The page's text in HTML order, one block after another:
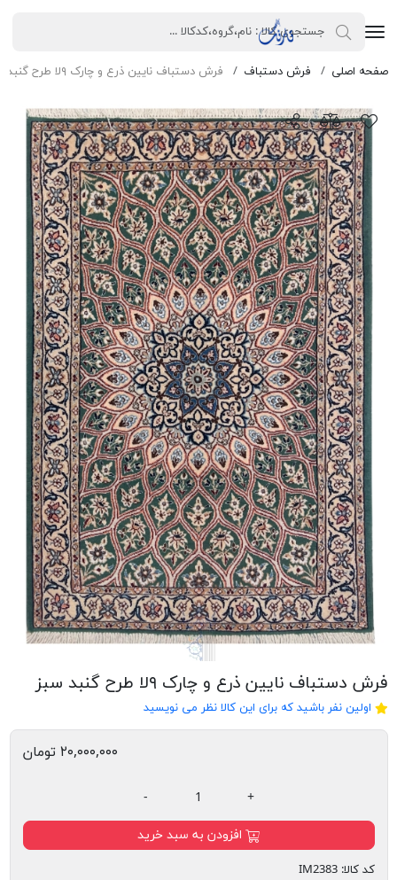
صفحه اصلی فرش دستباف فرش دستباف نایین ذرع و چارک ۹لا طرح گنبد سبز
فرش دستباف نایین ذرع و چارک ۹لا طرح گنبد سبز
اولین نفر باشید که برای این کالا نظر می نویسید
۲۰,۰۰۰,۰۰۰ تومان
- +
افزودن به سبد خرید
کد کالا: IM2383